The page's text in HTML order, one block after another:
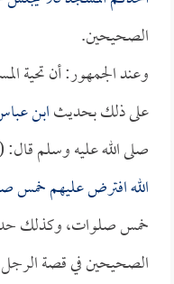
الصحيحين.
وعند الجمهور: أن تحية
على ذلك بحديثابن
صلى الله عليه وسلم
الله افترض عليهم خمس
خمس صلوات، وكذلك
الصحيحين في قصة